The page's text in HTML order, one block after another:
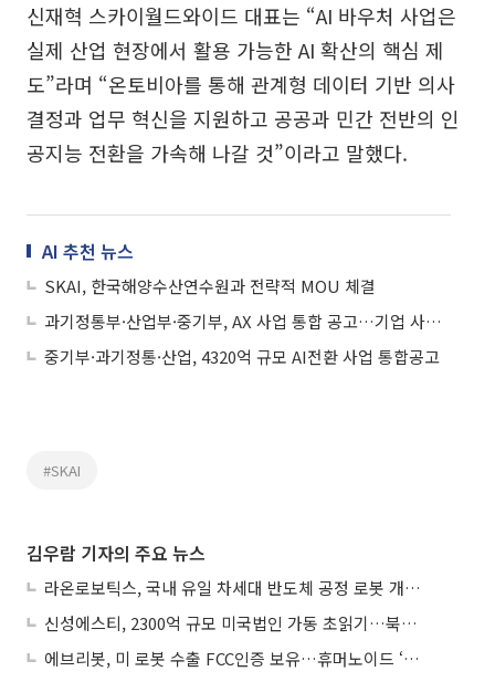
신재혁 스카이월드와이드 대표는 “AI 바우처 사업은
실제 산업 현장에서 활용 가능한 AI 확산의 핵심 제
도”라며 “온토비아를 통해 관계형 데이터 기반 의사
결정과 업무 혁신을 지원하고 공공과 민간 전반의 인
공지능 전환을 가속해 나갈 것”이라고 말했다.
AI 추천 뉴스
SKAI, 한국해양수산연수원과 전략적 MOU 체결
과기정통부·산업부·중기부, AX 사업 통합 공고…기업 사업 편의 제고
중기부·과기정통·산업, 4320억 규모 AI전환 사업 통합공고
#SKAI
김우람 기자의 주요 뉴스
라온로보틱스, 국내 유일 차세대 반도체 공정 로봇 개발 ‘고객사 테스트 진행’
신성에스티, 2300억 규모 미국법인 가동 초읽기…북미 ESS 공략 본격화
에브리봇, 미 로봇 수출 FCC인증 보유…휴머노이드 ‘AI 두뇌’ 탑재 속도